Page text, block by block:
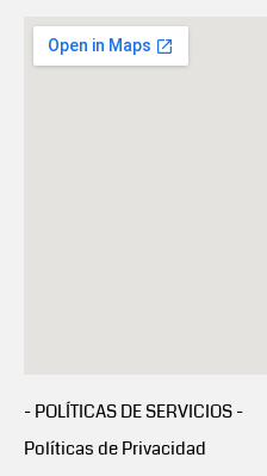
- POLÍTICAS DE SERVICIOS -
Políticas de Privacidad